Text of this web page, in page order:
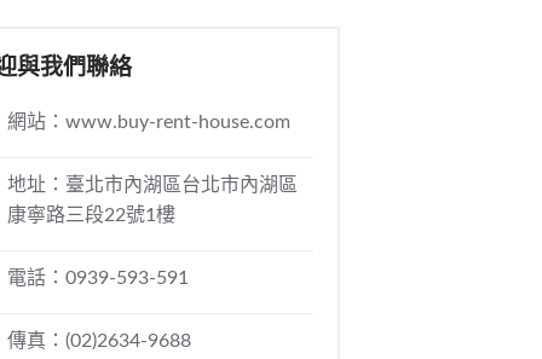
與我們聯絡
網站：www.buy-rent-house.com
地址：臺北市內湖區台北市內湖區
康寧路三段22號1樓
電話：0939-593-591
傳真：(02)2634-9688